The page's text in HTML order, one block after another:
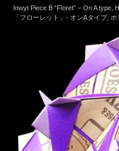
Inwyt Piece B “Floret” – On A type,
「フローレット」- オンAタイプ,